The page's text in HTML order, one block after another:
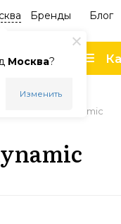
Москва?
Изменить
Бренды Блог
Beyerdynamic